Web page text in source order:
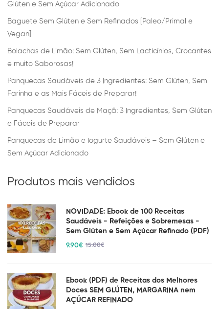
Glúten e Sem Açúcar Adicionado
Baguete Sem Glúten e Sem Refinados [Paleo/Primal e
Vegan]
Bolachas de Limão: Sem Glúten, Sem Lacticínios, Crocantes
e muito Saborosas!
Panquecas Saudáveis de 3 Ingredientes: Sem Glúten, Sem
Farinha e as Mais Fáceis de Preparar!
Panquecas Saudáveis de Maçã: 3 Ingredientes, Sem Glúten
e Fáceis de Preparar
Panquecas de Limão e Iogurte Saudáveis – Sem Glúten e
Sem Açúcar Adicionado
Produtos mais vendidos
NOVIDADE: Ebook de 100 Receitas
Saudáveis - Refeições e Sobremesas -
Sem Glúten e Sem Açúcar Refinado (PDF)
9.90€ 15.00€
Ebook (PDF) de Receitas dos Melhores
Doces SEM GLÚTEN, MARGARINA nem
AÇÚCAR REFINADO